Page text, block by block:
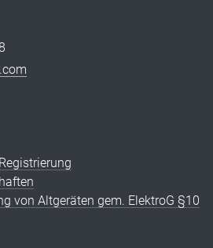
von Altgeräten gem. ElektroG §10